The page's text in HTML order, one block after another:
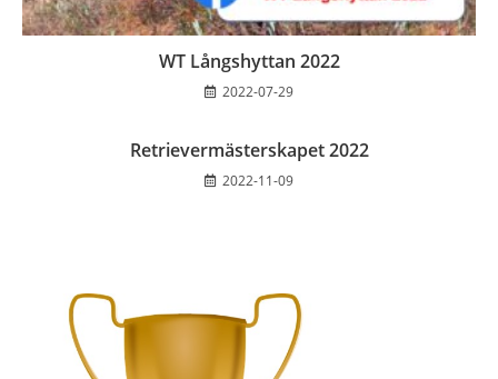
WT Långshyttan 2022
2022-07-29
Retrievermästerskapet 2022
2022-11-09